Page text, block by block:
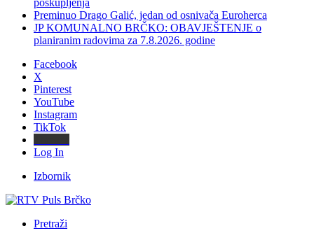
poskupljenja
Preminuo Drago Galić, jedan od osnivača Euroherca
JP KOMUNALNO BRČKO: OBAVJEŠTENJE o
planiranim radovima za 7.8.2026. godine
Facebook
X
Pinterest
YouTube
Instagram
TikTok
Log In
Izbornik
Pretraži